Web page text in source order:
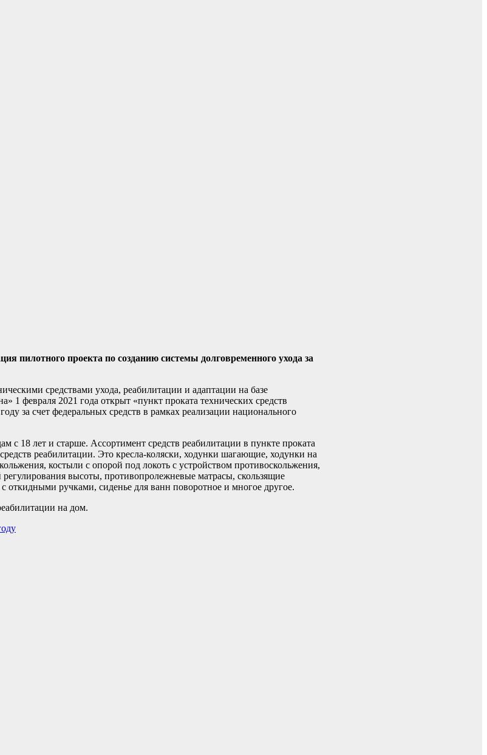
пилотного проекта по созданию системы долговременного ухода за
средствами ухода, реабилитации и адаптации на базе
1 февраля 2021 года открыт «пункт проката технических средств
за счет федеральных средств в рамках реализации национального
с 18 лет и старше. Ассортимент средств реабилитации в пункте проката
реабилитации. Это кресла-коляски, ходунки шагающие, ходунки на
костыли с опорой под локоть с устройством противоскольжения,
высоты, противопролежневые матрасы, скользящие
ручками, сиденье для ванн поворотное и многое другое.
на дом.